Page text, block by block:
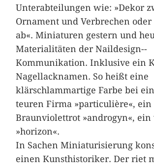
Unterabtei­lungen wie: »Dekor
Ornament und Verbrechen
ab«. Miniaturen gestern und
Materialitäten der Naildesign-­
Kommunikation. Inklusive ein
Nagellacknamen. So heißt eine
klärschlammartige Farbe bei
teuren Firma »particulière«, ein
Braunviolettrot »androgyn«, ein
­»horizon«.
In Sachen Miniaturisierung
einen Kunsthistoriker. Der riet